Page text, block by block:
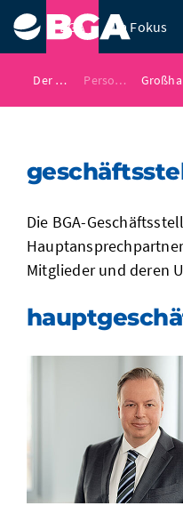
BGA
Der BGA Personen
Im Fokus
Die BGA-
Mitglieder und deren